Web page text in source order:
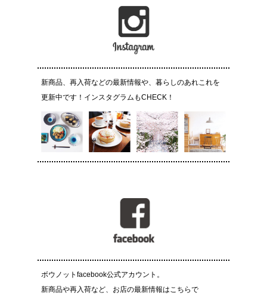
新商品、再入荷などの最新情報や、暮らしのあれこれを
更新中です！インスタグラムもCHECK！
ボウノットfacebook公式アカウント。
新商品や再入荷など、お店の最新情報はこちらで